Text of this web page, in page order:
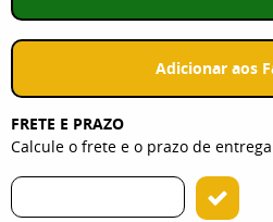
Adicionar aos
FRETE E PRAZO
Calcule o frete e o prazo de